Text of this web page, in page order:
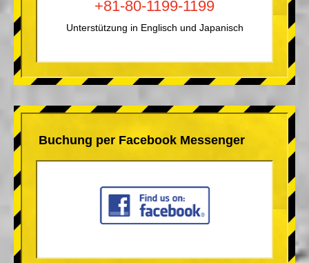
+81-80-1199-1199
Unterstützung in Englisch und Japanisch
Buchung per Facebook Messenger